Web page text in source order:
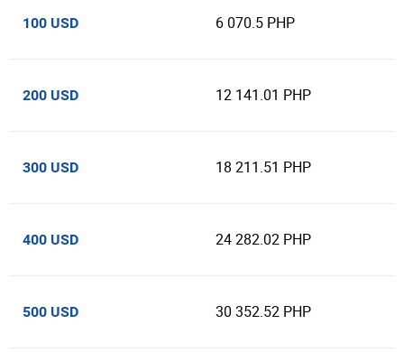
100 USD 6 070.5 PHP
200 USD 12 141.01 PHP
300 USD 18 211.51 PHP
400 USD 24 282.02 PHP
500 USD 30 352.52 PHP